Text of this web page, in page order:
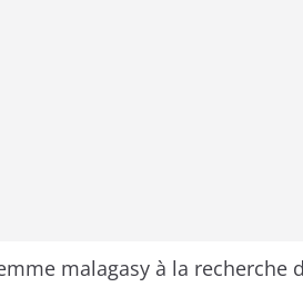
malagasy à la recherche